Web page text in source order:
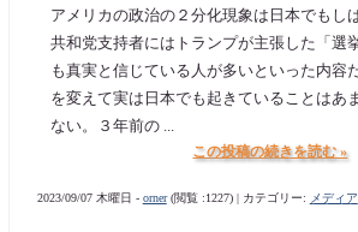
アメリカの政治の２分化現象は日本でもし
共和党支持者にはトランプが主張した「選
も真実と信じている人が多いといった内容
を変えて実は日本でも起きていることはあ
ない。３年前の ...
この投稿の続きを読む »
2023/09/07 木曜日 - orner(閲覧 :1227) | カテゴリー: メディア